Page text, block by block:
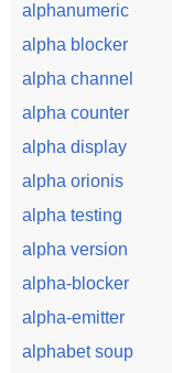
alphanumeric
alpha blocker
alpha channel
alpha counter
alpha display
alpha orionis
alpha testing
alpha version
alpha-blocker
alpha-emitter
alphabet soup